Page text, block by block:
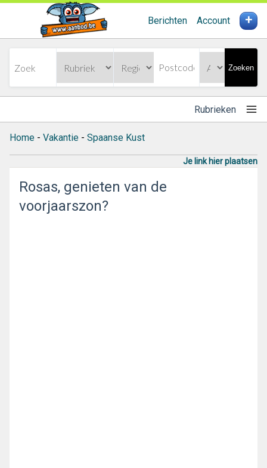
Berichten Account +
Zoeken
Rubrieken
Home - Vakantie - Spaanse Kust
Je link hier plaatsen
Rosas, genieten van de
voorjaarszon?